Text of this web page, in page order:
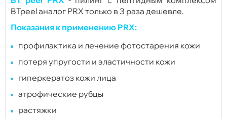
BTpeel аналог PRX только в 3 раза дешевле.
Показания к применению PRX:
профилактика и лечение фотостарения кожи
потеря упругости и эластичности кожи
гиперкератоз кожи лица
атрофические рубцы
растяжки